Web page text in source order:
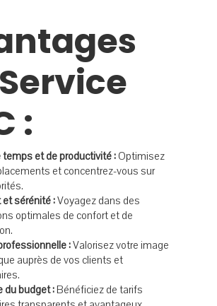
:
temps et de productivité : Optimisez
et concentrez-vous sur
sérénité :Voyagez dans des
optimales de confort et de
:Valorisez votre image
auprès de vos clients et
du budget :Bénéficiez de tarifs